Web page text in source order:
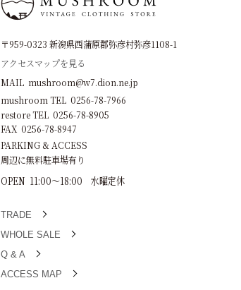
〒959-0323 新潟県西蒲原郡弥彦村弥彦1108-1
アクセスマップを見る
MAIL mushroom@w7.dion.ne.jp
mushroom TEL 0256-78-7966
restore TEL 0256-78-8905
FAX 0256-78-8947
PARKING & ACCESS
周辺に無料駐車場有り
OPEN 11:00～18:00 水曜定休
TRADE
WHOLE SALE
Q & A
ACCESS MAP